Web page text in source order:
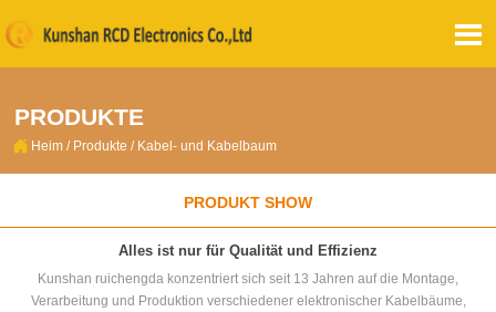

PRODUKTE
 Heim / Produkte / Kabel- und Kabelbaum
PRODUKT SHOW
Alles ist nur für Qualität und Effizienz
Kunshan ruichengda konzentriert sich seit 13 Jahren auf die Montage,
Verarbeitung und Produktion verschiedener elektronischer Kabelbäume,